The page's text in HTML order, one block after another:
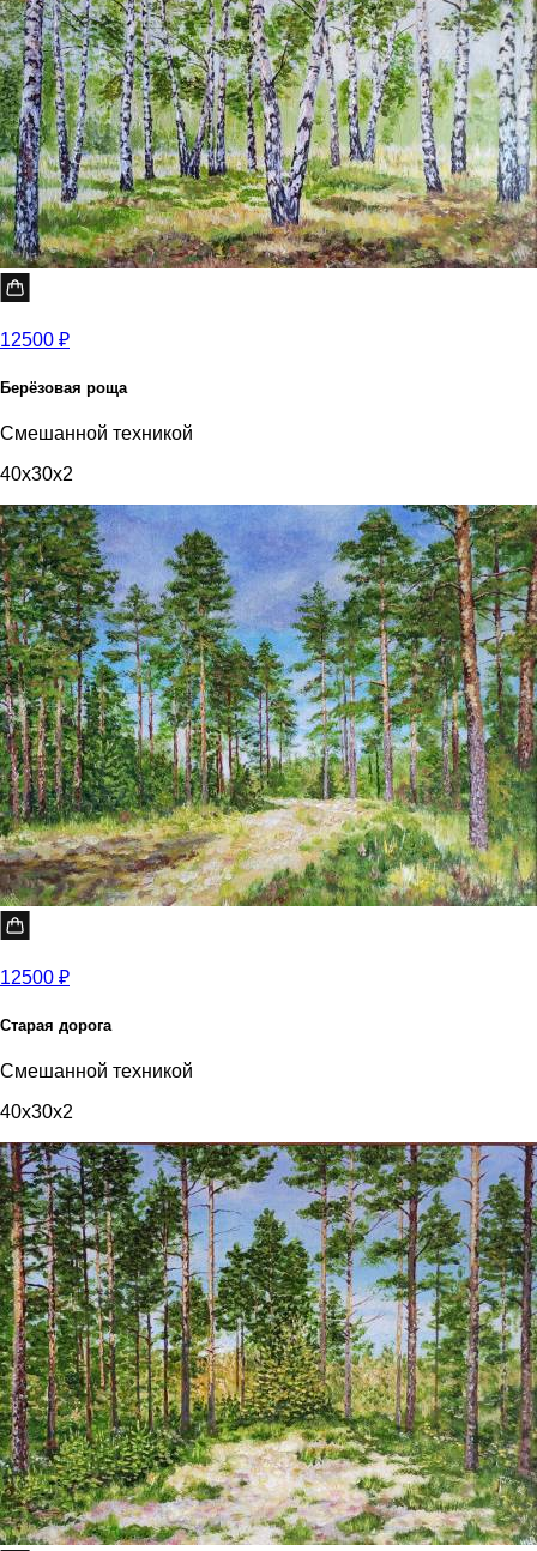
12500 ₽
Берёзовая роща
Смешанной техникой
40x30x2
12500 ₽
Старая дорога
Смешанной техникой
40x30x2